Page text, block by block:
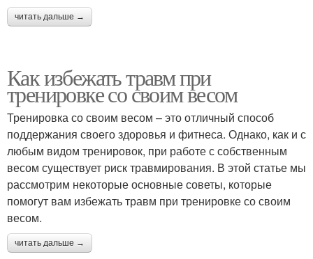
читать дальше →
Как избежать травм при
тренировке со своим весом
Тренировка со своим весом – это отличный способ
поддержания своего здоровья и фитнеса. Однако, как и с
любым видом тренировок, при работе с собственным
весом существует риск травмирования. В этой статье мы
рассмотрим некоторые основные советы, которые
помогут вам избежать травм при тренировке со своим
весом.
читать дальше →